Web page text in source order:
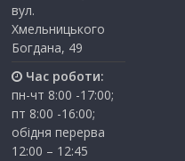
вул.
Хмельницького
Богдана, 49
Час роботи:
пн-чт 8:00 -17:00;
пт 8:00 -16:00;
обідня перерва
12:00 – 12:45